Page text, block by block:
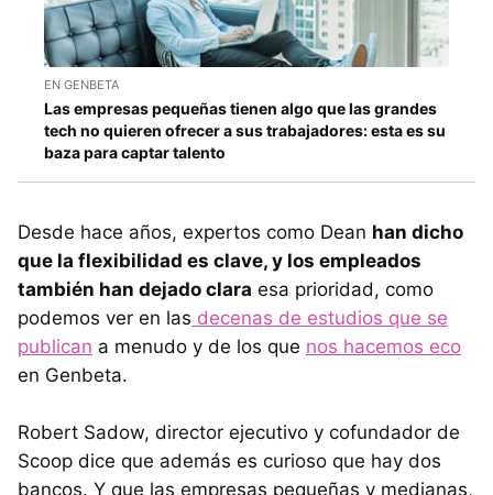
EN GENBETA
Las empresas pequeñas tienen algo que las grandes
tech no quieren ofrecer a sus trabajadores: esta es su
baza para captar talento
Desde hace años, expertos como Dean han dicho
que la flexibilidad es clave, y los empleados
también han dejado clara esa prioridad, como
podemos ver en las decenas de estudios que se
publican a menudo y de los que nos hacemos eco
en Genbeta.
Robert Sadow, director ejecutivo y cofundador de
Scoop dice que además es curioso que hay dos
bancos. Y que las empresas pequeñas y medianas,